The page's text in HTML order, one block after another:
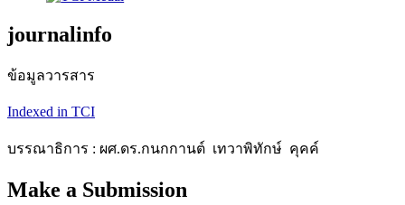
journalinfo
ข้อมูลวารสาร
Indexed in TCI
บรรณาธิการ : ผศ.ดร.กนกกานต์ เทวาพิทักษ์ คุคค์
Make a Submission